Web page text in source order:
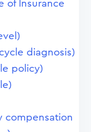
of Insurance
diagnosis)
policy)
compensation